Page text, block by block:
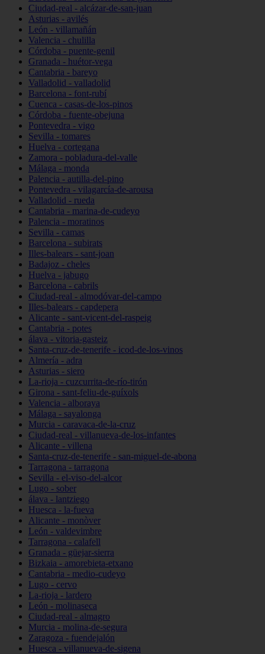
Ciudad-real - alcázar-de-san-juan
Asturias - avilés
León - villamañán
Valencia - chulilla
Córdoba - puente-genil
Granada - huétor-vega
Cantabria - bareyo
Valladolid - valladolid
Barcelona - font-rubí
Cuenca - casas-de-los-pinos
Córdoba - fuente-obejuna
Pontevedra - vigo
Sevilla - tomares
Huelva - cortegana
Zamora - pobladura-del-valle
Málaga - monda
Palencia - autilla-del-pino
Pontevedra - vilagarcía-de-arousa
Valladolid - rueda
Cantabria - marina-de-cudeyo
Palencia - moratinos
Sevilla - camas
Barcelona - subirats
Illes-balears - sant-joan
Badajoz - cheles
Huelva - jabugo
Barcelona - cabrils
Ciudad-real - almodóvar-del-campo
Illes-balears - capdepera
Alicante - sant-vicent-del-raspeig
Cantabria - potes
álava - vitoria-gasteiz
Santa-cruz-de-tenerife - icod-de-los-vinos
Almería - adra
Asturias - siero
La-rioja - cuzcurrita-de-río-tirón
Girona - sant-feliu-de-guíxols
Valencia - alboraya
Málaga - sayalonga
Murcia - caravaca-de-la-cruz
Ciudad-real - villanueva-de-los-infantes
Alicante - villena
Santa-cruz-de-tenerife - san-miguel-de-abona
Tarragona - tarragona
Sevilla - el-viso-del-alcor
Lugo - sober
álava - lantziego
Huesca - la-fueva
Alicante - monòver
León - valdevimbre
Tarragona - calafell
Granada - güejar-sierra
Bizkaia - amorebieta-etxano
Cantabria - medio-cudeyo
Lugo - cervo
La-rioja - lardero
León - molinaseca
Ciudad-real - almagro
Murcia - molina-de-segura
Zaragoza - fuendejalón
Huesca - villanueva-de-sigena